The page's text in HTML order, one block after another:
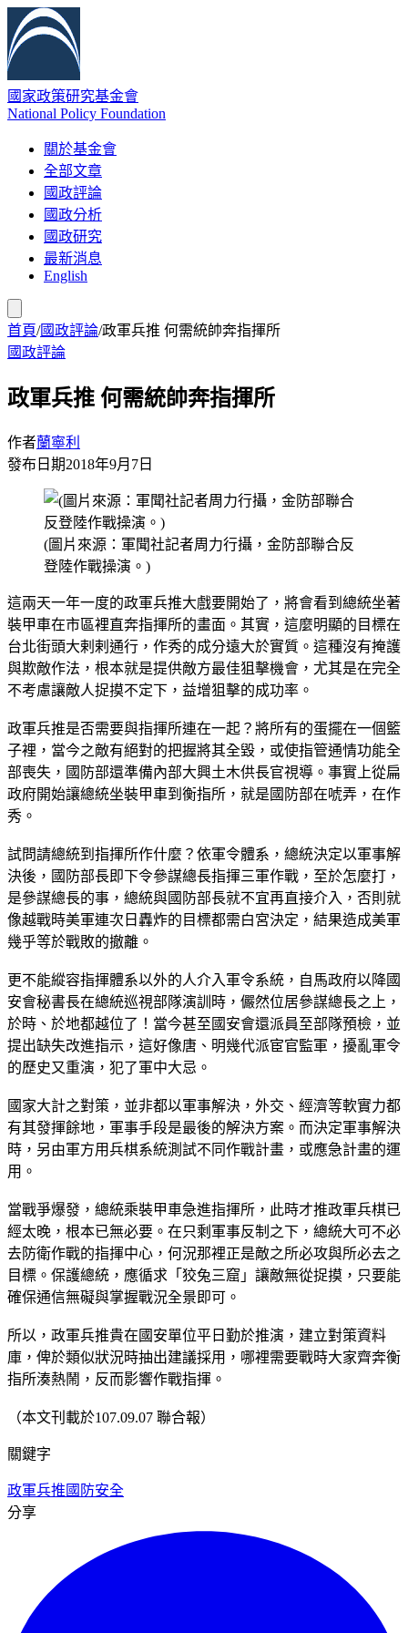
國家政策研究基金會
National Policy Foundation
關於基金會
全部文章
國政評論
國政分析
國政研究
最新消息
English
首頁/國政評論/政軍兵推 何需統帥奔指揮所
國政評論
政軍兵推 何需統帥奔指揮所
作者蘭寧利
發布日期2018年9月7日
(圖片來源：軍聞社記者周力行攝，金防部聯合反
登陸作戰操演。)
這兩天一年一度的政軍兵推大戲要開始了，將會看到總統坐著
裝甲車在市區裡直奔指揮所的畫面。其實，這麼明顯的目標在
台北街頭大剌剌通行，作秀的成分遠大於實質。這種沒有掩護
與欺敵作法，根本就是提供敵方最佳狙擊機會，尤其是在完全
不考慮讓敵人捉摸不定下，益增狙擊的成功率。
政軍兵推是否需要與指揮所連在一起？將所有的蛋擺在一個籃
子裡，當今之敵有絕對的把握將其全毀，或使指管通情功能全
部喪失，國防部還準備內部大興土木供長官視導。事實上從扁
政府開始讓總統坐裝甲車到衡指所，就是國防部在唬弄，在作
秀。
試問請總統到指揮所作什麼？依軍令體系，總統決定以軍事解
決後，國防部長即下令參謀總長指揮三軍作戰，至於怎麼打，
是參謀總長的事，總統與國防部長就不宜再直接介入，否則就
像越戰時美軍連次日轟炸的目標都需白宮決定，結果造成美軍
幾乎等於戰敗的撤離。
更不能縱容指揮體系以外的人介入軍令系統，自馬政府以降國
安會秘書長在總統巡視部隊演訓時，儼然位居參謀總長之上，
於時、於地都越位了！當今甚至國安會還派員至部隊預檢，並
提出缺失改進指示，這好像唐、明幾代派宦官監軍，擾亂軍令
的歷史又重演，犯了軍中大忌。
國家大計之對策，並非都以軍事解決，外交、經濟等軟實力都
有其發揮餘地，軍事手段是最後的解決方案。而決定軍事解決
時，另由軍方用兵棋系統測試不同作戰計畫，或應急計畫的運
用。
當戰爭爆發，總統乘裝甲車急進指揮所，此時才推政軍兵棋已
經太晚，根本已無必要。在只剩軍事反制之下，總統大可不必
去防衛作戰的指揮中心，何況那裡正是敵之所必攻與所必去之
目標。保護總統，應循求「狡兔三窟」讓敵無從捉摸，只要能
確保通信無礙與掌握戰況全景即可。
所以，政軍兵推貴在國安單位平日勤於推演，建立對策資料
庫，俾於類似狀況時抽出建議採用，哪裡需要戰時大家齊奔衡
指所湊熱鬧，反而影響作戰指揮。
（本文刊載於107.09.07 聯合報）
關鍵字
政軍兵推 國防安全
分享